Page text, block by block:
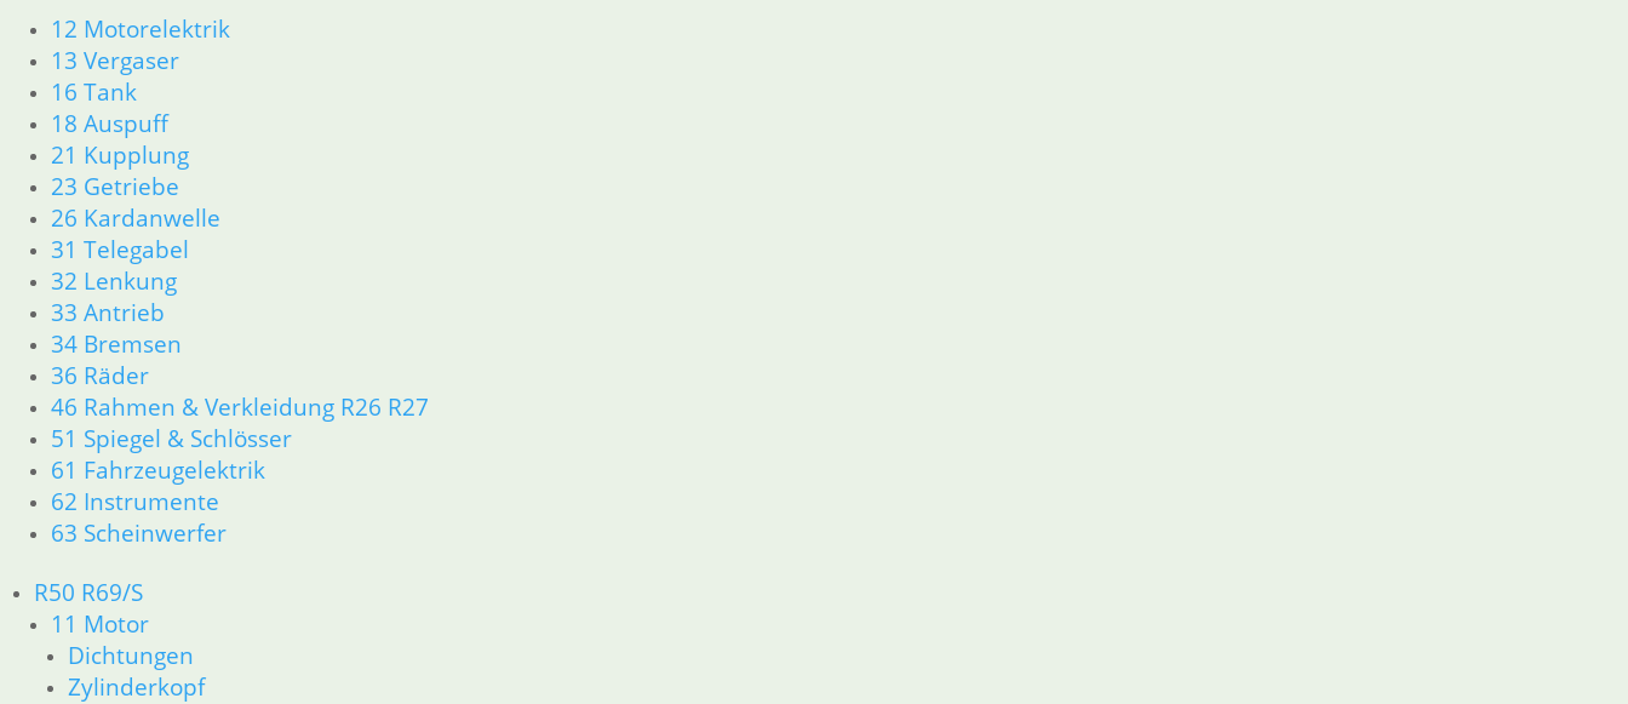
12 Motorelektrik
13 Vergaser
16 Tank
18 Auspuff
21 Kupplung
23 Getriebe
26 Kardanwelle
31 Telegabel
32 Lenkung
33 Antrieb
34 Bremsen
36 Räder
46 Rahmen & Verkleidung R26 R27
51 Spiegel & Schlösser
61 Fahrzeugelektrik
62 Instrumente
63 Scheinwerfer
R50 R69/S
11 Motor
Dichtungen
Zylinderkopf
Schlüssel Werkzeugfachdeckel
7,90
inkl. MwSt.
zzgl.
In den Warenkorb
Absperrschraube Werkzeugfachdeckel
7,90
Artikelnummer: 4080165
inkl. MwSt.
zzgl. Versandkosten
In den Warenkorb
Tankdeckel Dichtung erste Ausführung
5,90€
Artikelnummer: 1453148A
In den Warenkorb